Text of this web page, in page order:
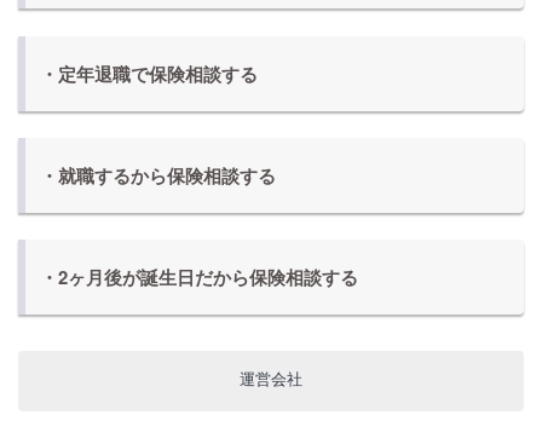
・定年退職で保険相談する
・就職するから保険相談する
・2ヶ月後が誕生日だから保険相談する
運営会社